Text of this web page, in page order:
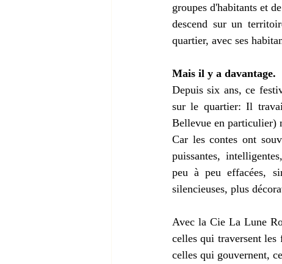
groupes d'habitants et
descend sur un
quartier, avec ses
Mais il y a davantage.
Depuis six ans, ce
sur le quartier: Il
Bellevue en particulier)
Car les contes ont
puissantes,
peu à peu effacées,
silencieuses, plus
Avec la Cie La Lune
celles qui traversent les
celles qui gouvernent,